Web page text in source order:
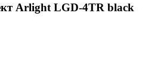
Arlight LGD-4TR black